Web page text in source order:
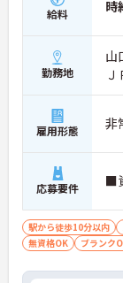
給料 時
勤務地
山
雇用形態 非
応募要件 ■
駅から徒歩10分以内
無資格OK
ブランク